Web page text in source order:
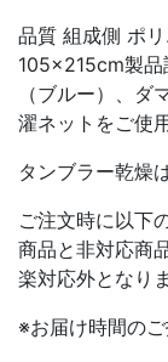
品質 組成側 ポ
105×215cm製
（ブルー）、
濯ネットをご使
タンブラー乾燥
ご注文時に以下
商品と非対応商
楽対応外となり
※お届け時間のご